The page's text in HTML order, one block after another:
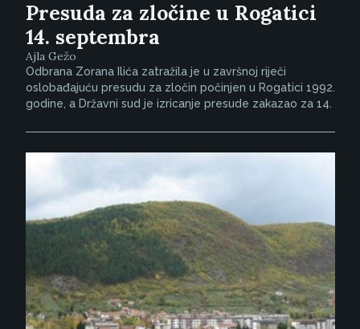
Presuda za zločine u Rogatici
14. septembra
Ajla Gežo
Odbrana Zorana Ilića zatražila je u završnoj riječi
oslobađajuću presudu za zločin počinjen u Rogatici 1992.
godine, a Državni sud je izricanje presude zakazao za 14.